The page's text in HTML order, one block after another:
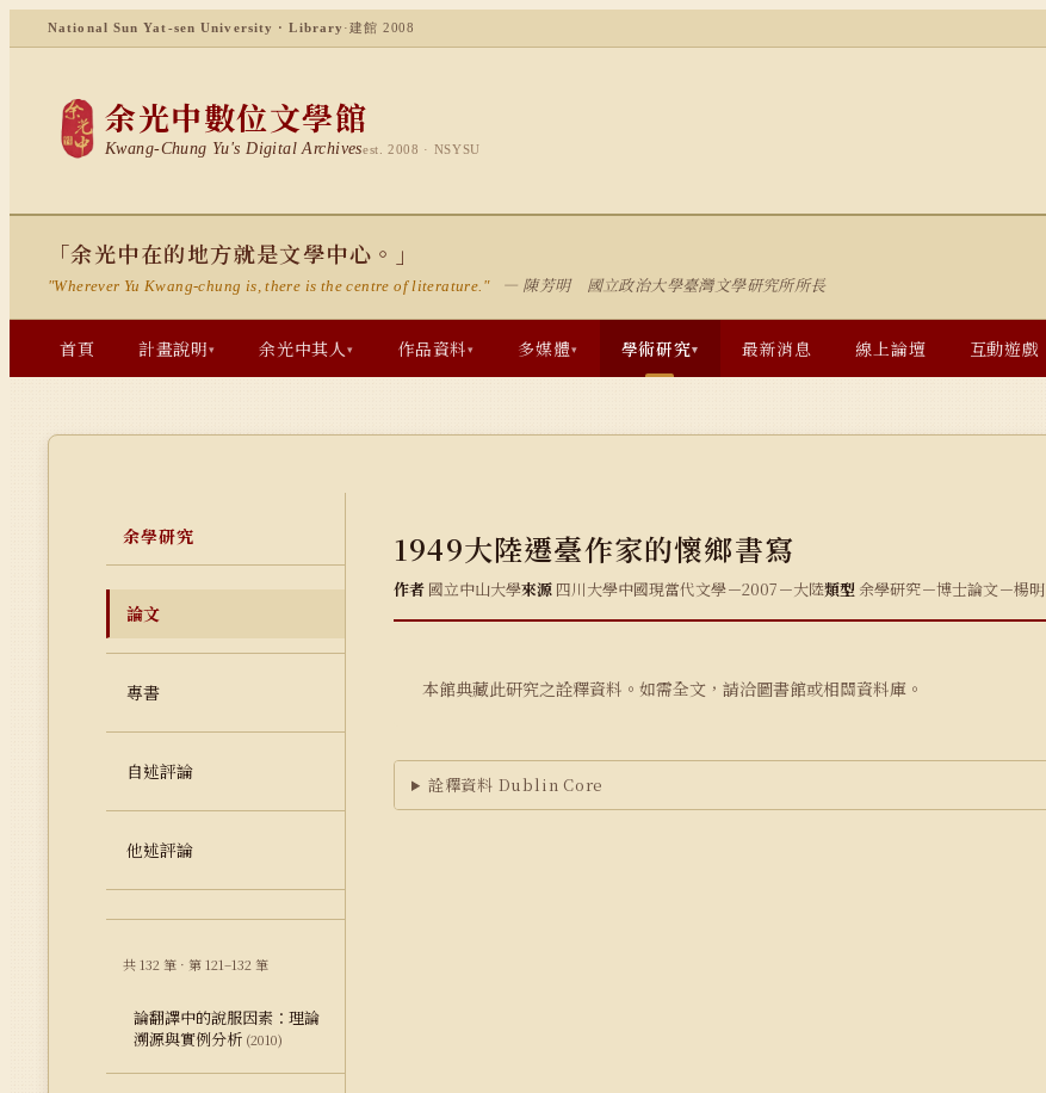
National Sun Yat-sen University · Library ·建館 2008
余光中數位文學館
Kwang-Chung Yu's Digital Archivesest. 2008 · NSYSU
「余光中在的地方就是文學中心。」
"Wherever Yu Kwang-chung is, there is the centre of literature." — 陳芳明 國立政治大學臺灣文學研究所所長
首頁 計畫說明▾ 余光中其人▾ 作品資料▾ 多媒體▾ 學術研究▾ 最新消息 線上論壇 互動遊戲
余學研究
論文
專書
自述評論
他述評論
共 132 筆 · 第 121–132 筆
論翻譯中的說服因素：理論
溯源與實例分析 (2010)
1949大陸遷臺作家的懷鄉書寫
作者 國立中山大學來源 四川大學中國現當代文學－2007－大陸類型 余學研究－博士論文－楊明
本館典藏此研究之詮釋資料。如需全文，請洽圖書館或相關資料庫。
詮釋資料 Dublin Core